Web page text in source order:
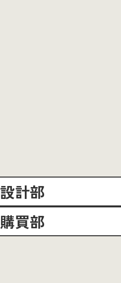
設計部
購買部